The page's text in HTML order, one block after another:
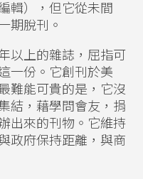
輯），但它從未間
期脫刊。
以上的雜誌，屈指可
一份。它創刊於美
難能可貴的是，它沒
結，藉學問會友，捐
出來的刊物。它維持
政府保持距離，與商